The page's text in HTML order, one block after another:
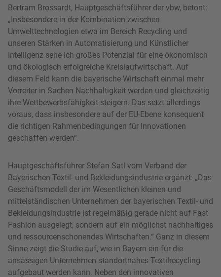
„Insbesondere in der Kombination zwischen
Umwelttechnologien etwa im Bereich Recycling und
unseren Stärken in Automatisierung und Künstlicher
Intelligenz sehe ich großes Potenzial für eine ökonomisch
und ökologisch erfolgreiche Kreislaufwirtschaft. Auf
diesem Feld kann die bayerische Wirtschaft einmal mehr
Vorreiter in Sachen Nachhaltigkeit werden und gleichzeitig
ihre Wettbewerbsfähigkeit steigern. Das setzt allerdings
voraus, dass insbesondere auf der EU-Ebene konsequent
die richtigen Rahmenbedingungen für Innovationen
geschaffen werden“.
Bayerischen Textil- und Bekleidungsindustrie ergänzt: „Das
Geschäftsmodell der im Wesentlichen kleinen und
Bekleidungsindustrie ist regelmäßig gerade nicht auf Fast
Fashion ausgelegt, sondern auf ein möglichst nachhaltiges
und ressourcenschonendes Wirtschaften.“ Ganz in diesem
ansässigen Unternehmen standortnahes Textilrecycling
aufgebaut werden kann. Neben den innovativen